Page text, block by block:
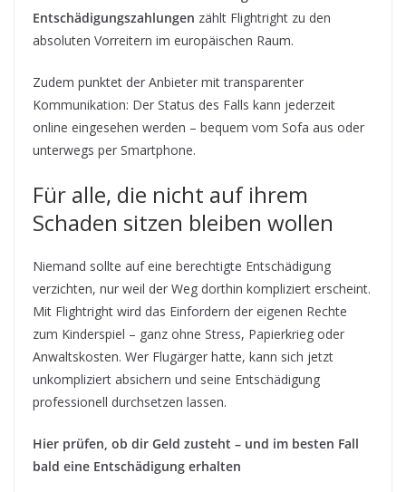
Entschädigungszahlungen zählt Flightright zu den
absoluten Vorreitern im europäischen Raum.
Zudem punktet der Anbieter mit transparenter
Kommunikation: Der Status des Falls kann jederzeit
online eingesehen werden – bequem vom Sofa aus oder
unterwegs per Smartphone.
Für alle, die nicht auf ihrem
Schaden sitzen bleiben wollen
Niemand sollte auf eine berechtigte Entschädigung
verzichten, nur weil der Weg dorthin kompliziert erscheint.
Mit Flightright wird das Einfordern der eigenen Rechte
zum Kinderspiel – ganz ohne Stress, Papierkrieg oder
Anwaltskosten. Wer Flugärger hatte, kann sich jetzt
unkompliziert absichern und seine Entschädigung
professionell durchsetzen lassen.
Hier prüfen, ob dir Geld zusteht – und im besten Fall
bald eine Entschädigung erhalten